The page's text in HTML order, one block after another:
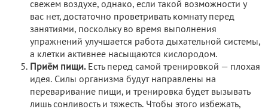
свежем воздухе, однако, если такой возможности у
вас нет, достаточно проветривать комнату перед
занятиями, поскольку во время выполнения
упражнений улучшается работа дыхательной системы,
а клетки активнее насыщаются кислородом.
Приём пищи.Есть перед самой тренировкой — плохая
идея. Силы организма будут направлены на
переваривание пищи, и тренировка будет вызывать
лишь сонливость и тяжесть. Чтобы этого избежать,